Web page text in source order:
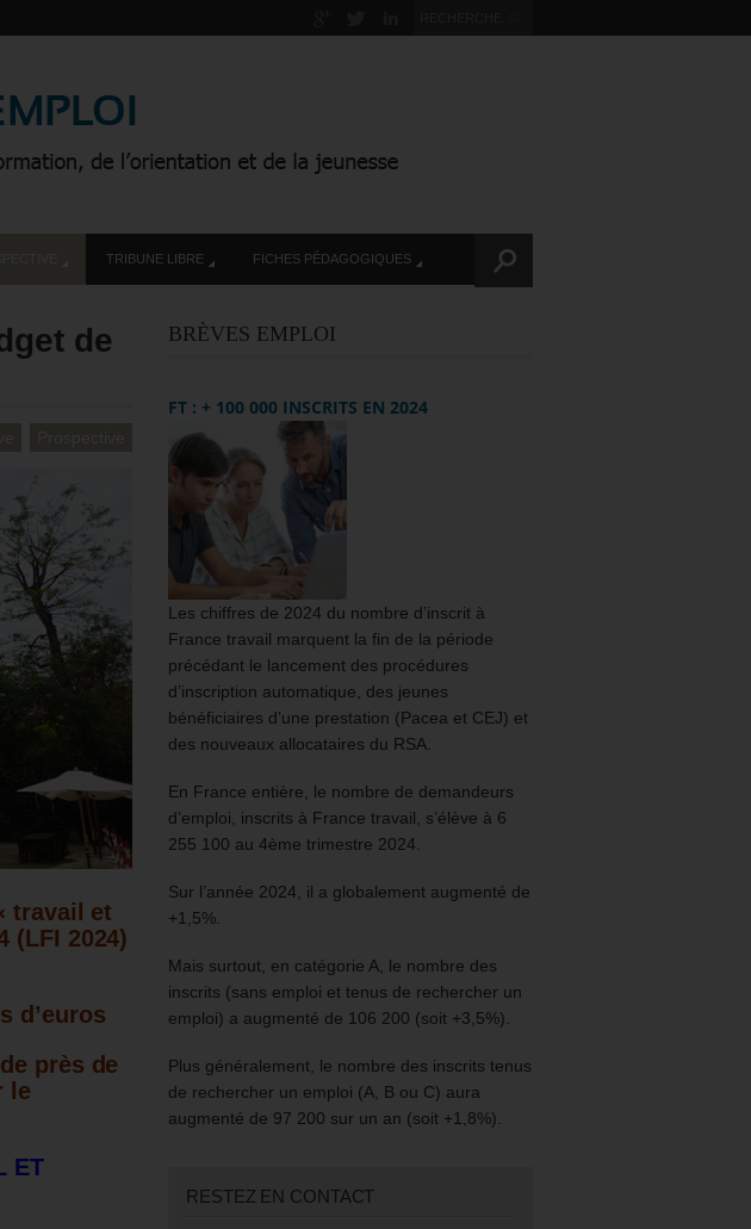
TRIBUNE LIBRE FICHES PÉDAGOGIQUES
de
travail et
(LFI 2024)
d’euros
près de
le
ET
BRÈVES EMPLOI
FT : + 100 000 INSCRITS EN 2024
Les chiffres de 2024 du nombre d’inscrit à
France travail marquent la fin de la période
précédant le lancement des procédures
d’inscription automatique, des jeunes
bénéficiaires d’une prestation (Pacea et CEJ) et
des nouveaux allocataires du RSA.
En France entière, le nombre de demandeurs
d’emploi, inscrits à France travail, s’élève à 6
255 100 au 4ème trimestre 2024.
Sur l’année 2024, il a globalement augmenté de
+1,5%.
Mais surtout, en catégorie A, le nombre des
inscrits (sans emploi et tenus de rechercher un
emploi) a augmenté de 106 200 (soit +3,5%).
Plus généralement, le nombre des inscrits tenus
de rechercher un emploi (A, B ou C) aura
augmenté de 97 200 sur un an (soit +1,8%).
RESTEZ EN CONTACT